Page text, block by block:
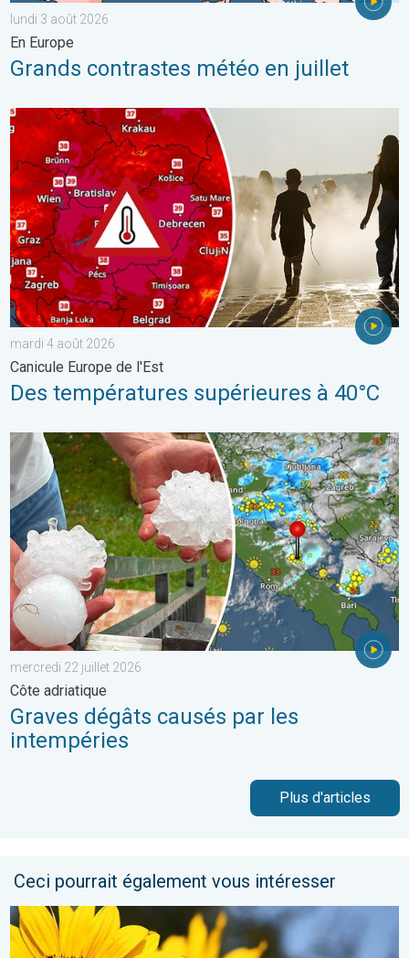
lundi 3 août 2026
En Europe
Grands contrastes météo en juillet
Des températures supérieures à 40°C. Canicule Europe de
mardi 4 août 2026
Canicule Europe de l'Est
Des températures supérieures à 40°C
Graves dégâts causés par les intempéries. Côte adriatique. .
mercredi 22 juillet 2026
Côte adriatique
Graves dégâts causés par les
intempéries
Plus d'articles
Ceci pourrait également vous intéresser
Soleil et chaleur règnent en maître. Météo de votre dimanche.